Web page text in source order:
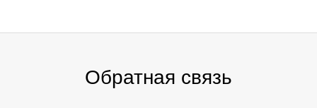
Обратная связь